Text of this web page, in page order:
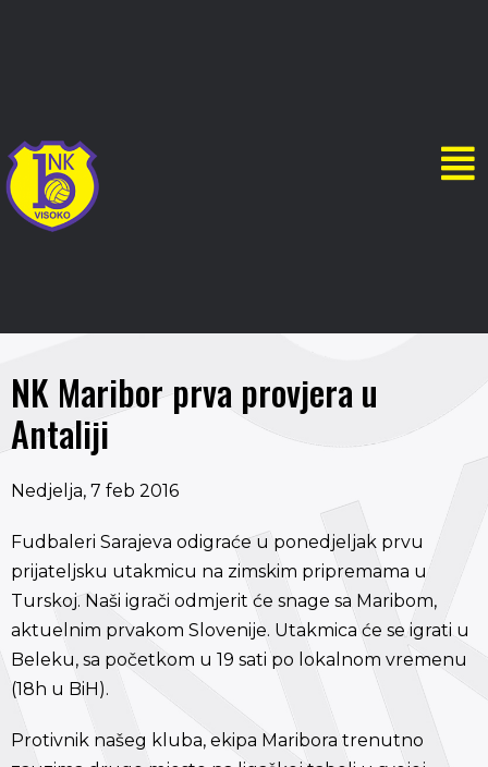
NK Maribor prva provjera u
Antaliji
Nedjelja, 7 feb 2016
Fudbaleri Sarajeva odigraće u ponedjeljak prvu
prijateljsku utakmicu na zimskim pripremama u
Turskoj. Naši igrači odmjerit će snage sa Maribom,
aktuelnim prvakom Slovenije. Utakmica će se igrati u
Beleku, sa početkom u 19 sati po lokalnom vremenu
(18h u BiH).
Protivnik našeg kluba, ekipa Maribora trenutno